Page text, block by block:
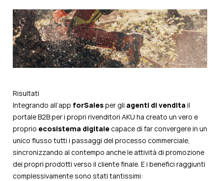
Risultati
Integrando all’app forSalesper gli agenti di vendita il
portale B2B per i propri rivenditori AKU ha creato un vero e
proprio ecosistema digitale capace di far convergere in un
unico flusso tutti i passaggi del processo commerciale,
sincronizzando al contempo anche le attività di promozione
dei propri prodotti verso il cliente finale. E i benefici raggiunti
complessivamente sono stati tantissimi: